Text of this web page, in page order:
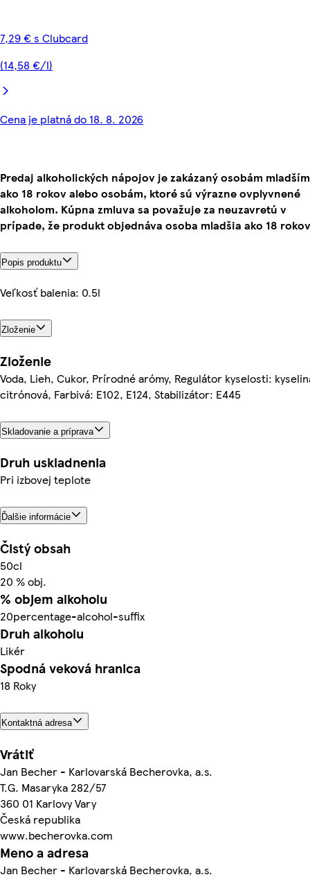
7,29 € s Clubcard
(14,58 €/l)
Cena je platná do 18. 8. 2026
Predaj alkoholických nápojov je zakázaný osobám mladším
ako 18 rokov alebo osobám, ktoré sú výrazne ovplyvnené
alkoholom. Kúpna zmluva sa považuje za neuzavretú v
prípade, že produkt objednáva osoba mladšia ako 18
Popis produktu
Veľkosť balenia: 0.5l
Zloženie
Zloženie
Voda, Lieh, Cukor, Prírodné arómy, Regulátor kyselosti:
citrónová, Farbivá: E102, E124, Stabilizátor: E445
Skladovanie a príprava
Druh uskladnenia
Pri izbovej teplote
Ďalšie informácie
Čistý obsah
50cl
20 % obj.
% objem alkoholu
20percentage-alcohol-suffix
Druh alkoholu
Likér
Spodná veková hranica
18 Roky
Kontaktná adresa
Vrátiť
Jan Becher - Karlovarská Becherovka, a.s.
T.G. Masaryka 282/57
360 01 Karlovy Vary
Česká republika
www.becherovka.com
Meno a adresa
Jan Becher - Karlovarská Becherovka, a.s.